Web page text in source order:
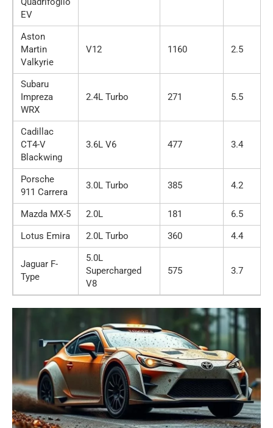
EV
Aston
Martin
Valkyrie
V12 1160 2.5
Subaru
Impreza
WRX
2.4L Turbo 271 5.5
Cadillac
CT4-V
Blackwing
3.6L V6 477 3.4
Porsche
911 Carrera
3.0L Turbo 385 4.2
Mazda MX-5 2.0L 181
6.5
Lotus Emira
2.0L Turbo 360 4.4
Jaguar F-
Type
5.0L
Supercharged
V8
575 3.7